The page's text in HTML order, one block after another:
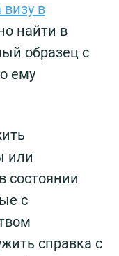
визу в
найти в
образец с
ему
или
состоянии
с
справка с